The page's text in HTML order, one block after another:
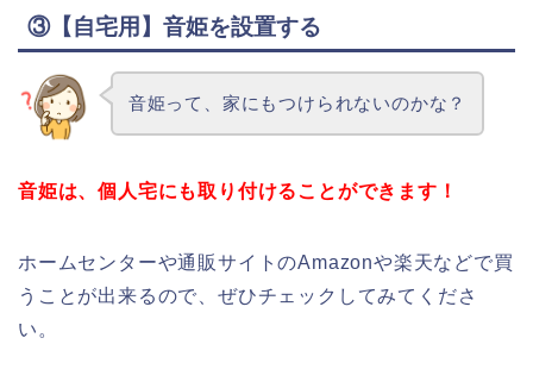
③【自宅用】音姫を設置する
音姫って、家にもつけられないのかな？
音姫は、個人宅にも取り付けることができます！
ホームセンターや通販サイトのAmazonや楽天などで買
うことが出来るので、ぜひチェックしてみてくださ
い。